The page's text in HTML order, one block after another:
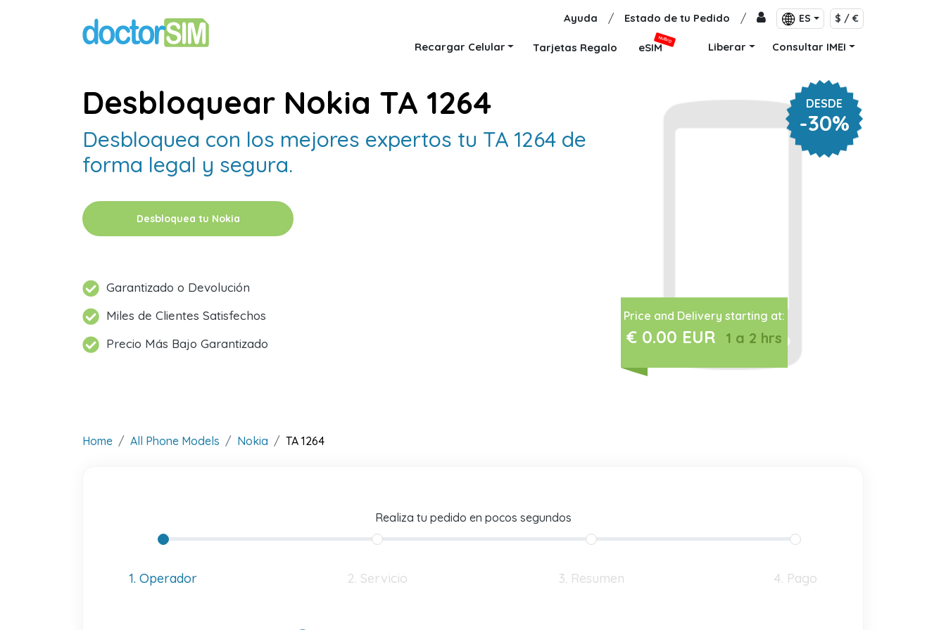
Ayuda / Estado de tu Pedido / ES $ / €
Recargar Celular Tarjetas Regalo eSIM
NUEVO
Liberar Consultar IMEI
DESDE
-30%
Price and Delivery starting at:
€ 0.00 EUR 1 a 2 hrs
Desbloquear Nokia TA 1264
Desbloquea con los mejores expertos tu TA 1264 de
forma legal y segura.
Desbloquea tu Nokia
Garantizado o Devolución
Miles de Clientes Satisfechos
Precio Más Bajo Garantizado
Home All Phone Models Nokia TA 1264
Realiza tu pedido en pocos segundos
1. Operador 2. Servicio 3. Resumen 4. Pago